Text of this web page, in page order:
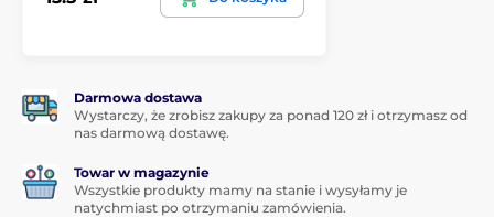
Kolejną świetną zaletą tego szkła hartowanego do
Twojego smartfona będzie naprawdę proste.
Idealna przyczepność
W przeciwieństwie do niektórych innych szkieł
hartowanych, cała powierzchnia szkła hartowanego
Darmowa dostawa
Wystarczy, że zrobisz zakupy za ponad 120 zł i otrzymasz od
nas darmową dostawę.
Towar w magazynie
Wszystkie produkty mamy na stanie i wysyłamy je
natychmiast po otrzymaniu zamówienia.